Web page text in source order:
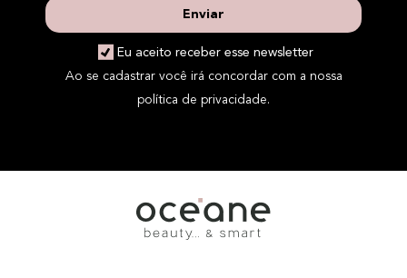
Eu aceito receber esse newsletter
Enviar
Ao se cadastrar você irá concordar com a nossa
política de privacidade.